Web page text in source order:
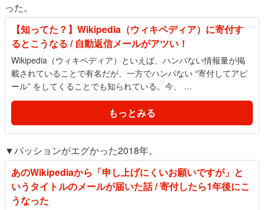
った。
【知ってた？】Wikipedia（ウィキペディア）に寄付す
るとこうなる / 自動返信メールがアツい！
Wikipedia（ウィキペディア）といえば、ハンパない情報量が掲
載されていることで有名だが、一方でハンパない “寄付してアピ
ール” をしてくることでも知られている。今、 …
もっとみる
▼パッションがエグかった2018年。
あのWikipediaから「申し上げにくいお願いですが」と
いうタイトルのメールが届いた話 / 寄付したら1年後にこ
うなった